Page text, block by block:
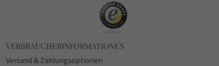
VERBRAUCHERINFORMATIONEN
Versand & Zahlungsoptionen